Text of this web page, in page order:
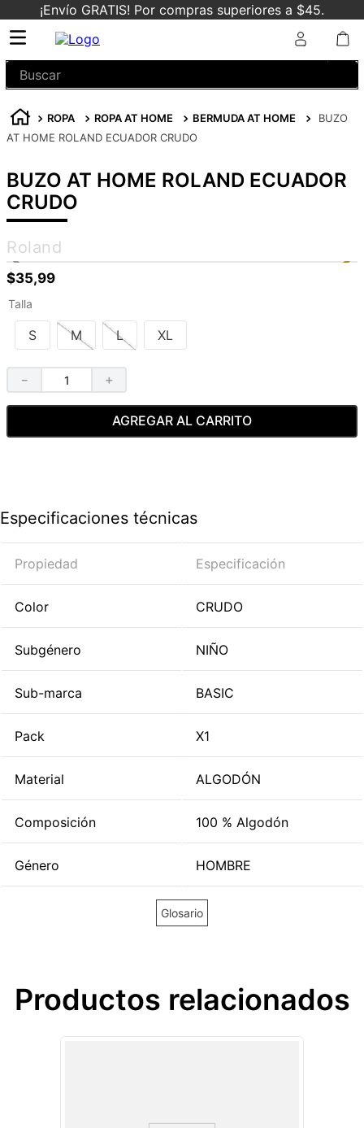
¡Envío GRATIS! Por compras superiores a $45.
Buscar
ROPA ROPA AT HOME BERMUDA AT HOME
BUZO
AT HOME ROLAND ECUADOR CRUDO
BUZO AT HOME ROLAND ECUADOR
CRUDO
Roland
$35,99
Talla
S M L XL
＋
－
AGREGAR AL CARRITO
Especificaciones técnicas
Propiedad Especificación
Color CRUDO
Subgénero NIÑO
Sub-marca BASIC
Pack X1
Material ALGODÓN
Composición 100 % Algodón
Género HOMBRE
Glosario
Productos relacionados